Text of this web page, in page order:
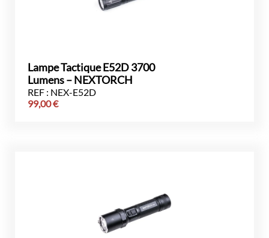
Lampe Tactique E52D 3700
Lumens – NEXTORCH
REF : NEX-E52D
99,00€